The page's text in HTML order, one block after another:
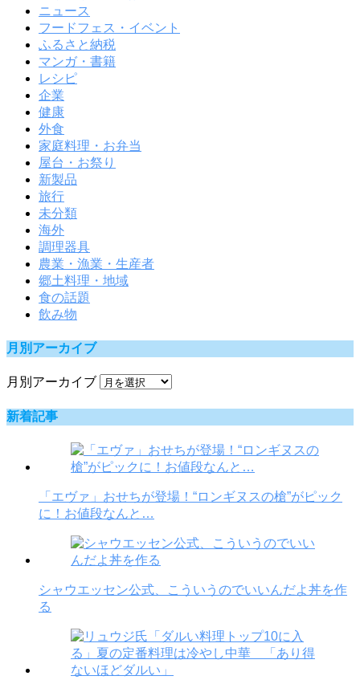
ニュース
フードフェス・イベント
ふるさと納税
マンガ・書籍
レシピ
企業
健康
外食
家庭料理・お弁当
屋台・お祭り
新製品
旅行
未分類
海外
調理器具
農業・漁業・生産者
郷土料理・地域
食の話題
飲み物
月別アーカイブ
月別アーカイブ
新着記事
「エヴァ」おせちが登場！“ロンギヌスの槍”がピック
に！お値段なんと…
シャウエッセン公式、こういうのでいいんだよ丼を作
る